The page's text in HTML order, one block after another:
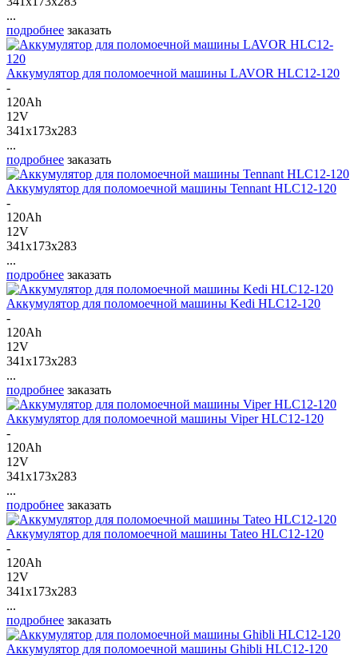
...
подробнее заказать
Аккумулятор для поломоечной машины LAVOR HLC12-120
-
120Ah
12V
341x173x283
...
подробнее заказать
Аккумулятор для поломоечной машины Tennant HLC12-120
-
120Ah
12V
341x173x283
...
подробнее заказать
Аккумулятор для поломоечной машины Kedi HLC12-120
-
120Ah
12V
341x173x283
...
подробнее заказать
Аккумулятор для поломоечной машины Viper HLC12-120
-
120Ah
12V
341x173x283
...
подробнее заказать
Аккумулятор для поломоечной машины Tateo HLC12-120
-
120Ah
12V
341x173x283
...
подробнее заказать
Аккумулятор для поломоечной машины Ghibli HLC12-120